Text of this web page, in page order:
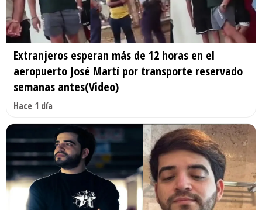
Extranjeros esperan más de 12 horas en el
aeropuerto José Martí por transporte reservado
semanas antes(Video)
Hace 1 día